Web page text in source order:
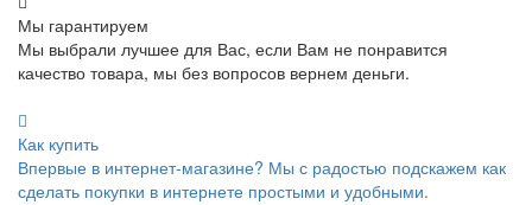
Мы гарантируем
Мы выбрали лучшее для Вас, если Вам не понравится
качество товара, мы без вопросов вернем деньги.
Как купить
Впервые в интернет-магазине? Мы с радостью подскажем как
сделать покупки в интернете простыми и удобными.